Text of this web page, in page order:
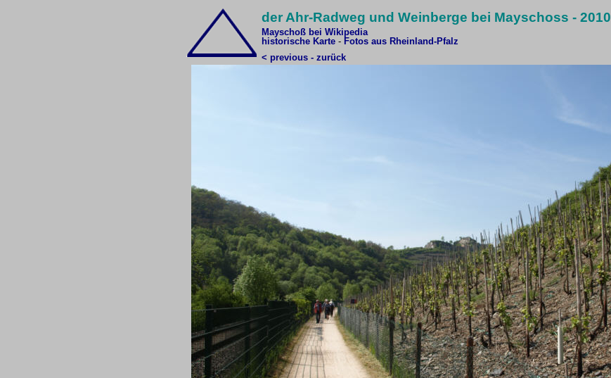
der Ahr-Radweg und Weinberge bei Mayschoss - 2010
Mayschoß bei Wikipedia
historische Karte- Fotos aus Rheinland-Pfalz
< previous - zurück